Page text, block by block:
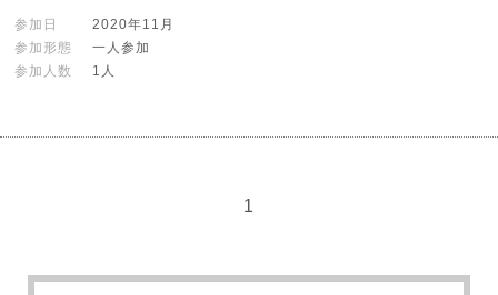
参加日
2020年11月
参加形態
一人参加
参加人数
1人
1